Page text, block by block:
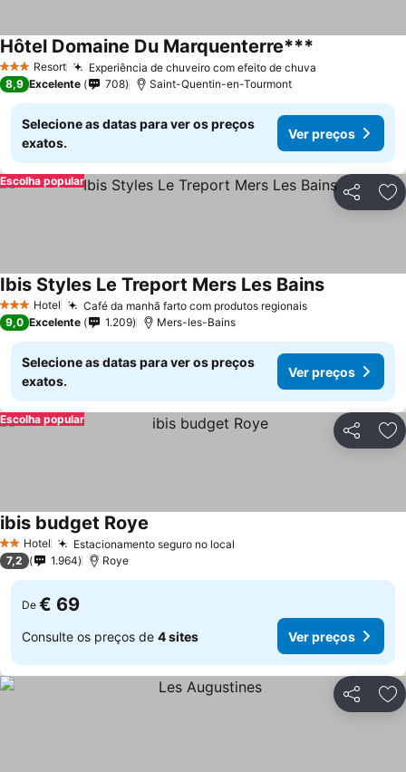
3 EstrelasResort Experiência de chuveiro com efeito de chuva
Hôtel Domaine Du Marquenterre***
8,9 Excelente 708 Saint-Quentin-en-Tourmont
Selecione as datas para ver os preços
exatos.
Ver preços
Partilhar
Escolha popular
3 EstrelasHotel Café da manhã farto com produtos regionais
Ibis Styles Le Treport Mers Les Bains
9,0 Excelente 1.209 Mers-les-Bains
Selecione as datas para ver os preços
exatos.
Ver preços
Partilhar
Escolha popular
2 Estrelas
Hotel Estacionamento seguro no local
ibis budget Roye
7,2 1.964 Roye
De € 69
Consulte os preços de 4 sites Ver preços
Partilhar